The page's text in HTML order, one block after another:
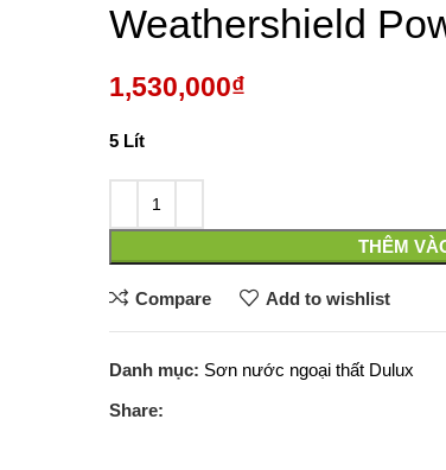
Weathershield
1,530,000₫
5 Lít
THÊM
Compare Add to wishlist
Danh mục: Sơn nước ngoại thất Dulux
Share: